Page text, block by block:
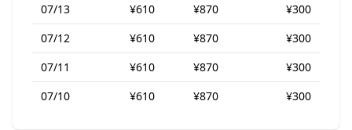
07/13
¥610 ¥870
¥300
07/12
¥610 ¥870
¥300
07/11
¥610 ¥870
¥300
07/10
¥610 ¥870 ¥300